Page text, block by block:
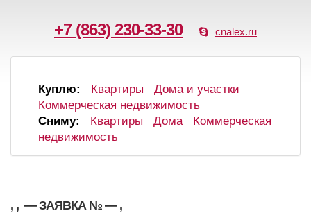
+7 (863) 230-33-30 cnalex.ru
Куплю: Квартиры
Дома и участки
Коммерческая недвижимость
Сниму:
Квартиры Дома
Коммерческая
недвижимость
, , — ЗАЯВКА № — ,